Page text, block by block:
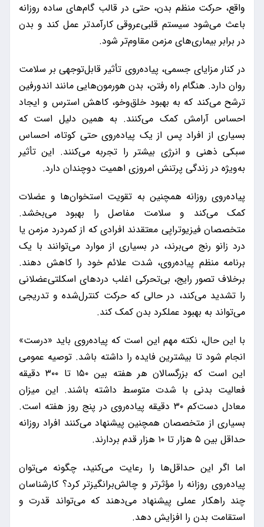
واقع، حرکت منظم بدن، حتی در قالب گام‌های ساده روزانه
باعث می‌شود سیستم قلبی‌عروقی کارآمدتر عمل کند و بدن
در برابر بیماری‌های مزمن مقاوم‌تر شود.
در کنار مزایای جسمی، پیاده‌روی تأثیر قابل‌توجهی بر سلامت
روان دارد. هنگام راه رفتن، بدن هورمون‌هایی مانند اندورفین
ترشح می‌کند که به بهبود خلق‌وخو، کاهش استرس و ایجاد
احساس آرامش کمک می‌کنند. به همین دلیل است که
بسیاری از افراد پس از یک پیاده‌روی حتی کوتاه، احساس
سبکی ذهنی و انرژی بیشتر را تجربه می‌کنند. این تأثیر
به‌ویژه در زندگی پرتنش امروزی اهمیت دوچندان دارد.
پیاده‌روی روزانه همچنین به تقویت استخوان‌ها و عضلات
کمک می‌کند و سلامت مفاصل را بهبود می‌بخشد.
متخصصان فیزیوتراپی معتقدند افرادی که از کمردرد مزمن یا
درد زانو رنج می‌برند، در بسیاری از موارد می‌توانند با یک
برنامه منظم پیاده‌روی، شدت علائم خود را کاهش دهند.
برخلاف تصور رایج، بی‌تحرکی اغلب دردهای اسکلتی‌عضلانی
را تشدید می‌کند، در حالی که حرکت کنترل‌شده و تدریجی
می‌تواند به بهبود عملکرد بدن کمک کند.
با این حال، نکته مهم این است که پیاده‌روی باید «درست»
انجام شود تا بیشترین فایده را داشته باشد. توصیه عمومی
این است که بزرگسالان هر هفته بین ۱۵۰ تا ۳۰۰ دقیقه
فعالیت بدنی با شدت متوسط داشته باشند. این میزان
معادل دست‌کم ۳۰ دقیقه پیاده‌روی در پنج روز هفته است.
بسیاری از متخصصان همچنین پیشنهاد می‌کنند افراد روزانه
حداقل بین ۵ هزار تا ۱۰ هزار قدم بردارند.
اما اگر این حداقل‌ها را رعایت می‌کنید، چگونه می‌توان
پیاده‌روی روزانه را مؤثرتر و چالش‌برانگیزتر کرد؟ کارشناسان
چند راهکار عملی پیشنهاد می‌دهند که می‌تواند قدرت و
استقامت بدن را افزایش دهد.